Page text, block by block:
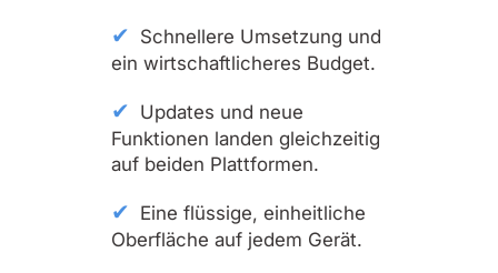
Schnellere Umsetzung und
ein wirtschaftlicheres Budget.
Updates und neue
Funktionen landen gleichzeitig
auf beiden Plattformen.
Eine flüssige, einheitliche
Oberfläche auf jedem Gerät.